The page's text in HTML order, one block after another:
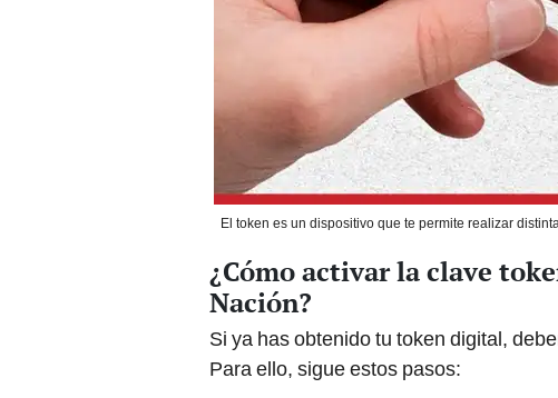
El token es un dispositivo que te permite realizar
¿Cómo activar la clave
Nación?
Si ya has obtenido tu token digital,
Para ello, sigue estos pasos: